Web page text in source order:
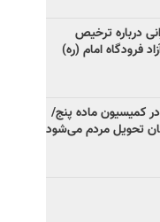
درباره ترخیص
فرودگاه امام (ره)
کمیسیون ماده پنج/